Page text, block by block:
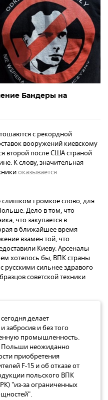
Бандеры на
с рекордной
вооружений киевскому
второй после США страной
К слову, значительная
оказывается
громкое слово, для
Дело в том, что
что закупается в
в ближайшее время
взамен той, что
Киеву. Арсеналы
хотелось бы, ВПК страны
русскими сильнее здравого
советской техники
делает
забросив и без того
промышленность.
неожиданно
приобретения
F-15 и об отказе от
польского ВПК
"из-за ограниченных